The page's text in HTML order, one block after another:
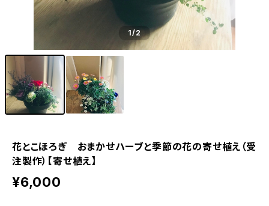
1/2
花とこほろぎ おまかせハーブと季節の花の寄せ植え（受
注製作）【寄せ植え】
¥6,000